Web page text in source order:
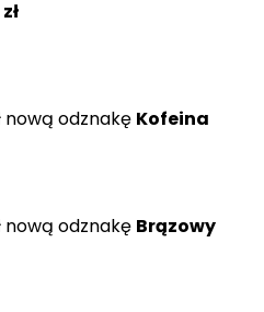
nową odznakę Kofeina
nową odznakę Brązowy